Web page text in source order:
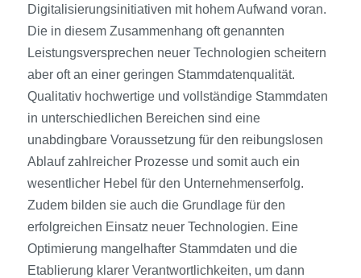
Digitalisierungsinitiativen mit hohem Aufwand voran.
Die in diesem Zusammenhang oft genannten
Leistungsversprechen neuer Technologien scheitern
aber oft an einer geringen Stammdatenqualität.
Qualitativ hoch­wertige und vollständige Stammdaten
in unterschiedlichen Bereichen sind eine
unabdingbare Voraussetzung für den reibungslosen
Ablauf zahlreicher Prozesse und somit auch ein
wesentlicher Hebel für den Unternehmenserfolg.
Zudem bilden sie auch die Grundlage für den
erfolgreichen Einsatz neuer Technologien. Eine
Optimierung mangelhafter Stammdaten und die
Etablierung klarer Verantwortlichkeiten, um dann